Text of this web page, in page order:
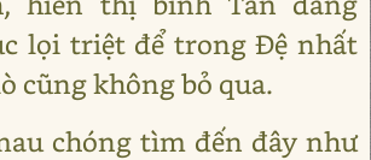
lọi triệt để trong Đệ nhất
cũng không bỏ qua.
chóng tìm đến đây như